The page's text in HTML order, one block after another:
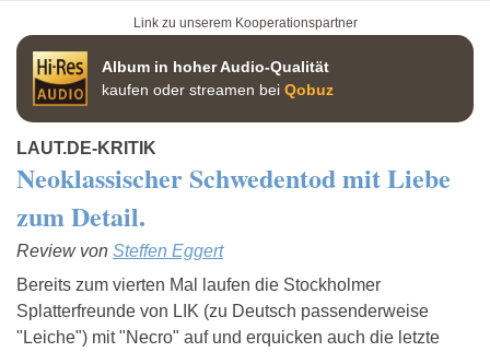
Link zu unserem Kooperationspartner
Album in hoher Audio-Qualität
kaufen oder streamen bei Qobuz
LAUT.DE-KRITIK
Neoklassischer Schwedentod mit Liebe
zum Detail.
Review von Steffen Eggert
Bereits zum vierten Mal laufen die Stockholmer
Splatterfreunde von LIK (zu Deutsch passenderweise
"Leiche") mit "Necro" auf und erquicken auch die letzte